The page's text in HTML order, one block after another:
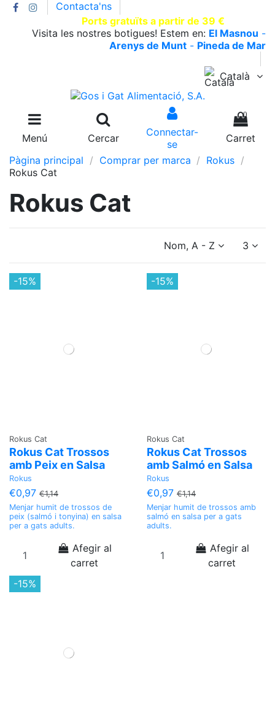
Contacta'ns
Ports gratuïts a partir de 39 €
Visita les nostres botigues! Estem en: El Masnou -
Arenys de Munt - Pineda de Mar
Català
Menú Cercar
Connectar-
se
0
Carret
Pàgina principal
Comprar per marca
Rokus
Rokus Cat
Rokus Cat
Nom, A - Z 3
-15%
Rokus Cat
Rokus Cat Trossos
amb Peix en Salsa
Rokus
€0,97 €1,14
Menjar humit de trossos de
peix (salmó i tonyina) en salsa
per a gats adults.
Afegir al
carret
-15%
Rokus Cat
Rokus Cat Trossos
amb Salmó en Salsa
Rokus
€0,97 €1,14
Menjar humit de trossos amb
salmó en salsa per a gats
adults.
Afegir al
carret
-15%